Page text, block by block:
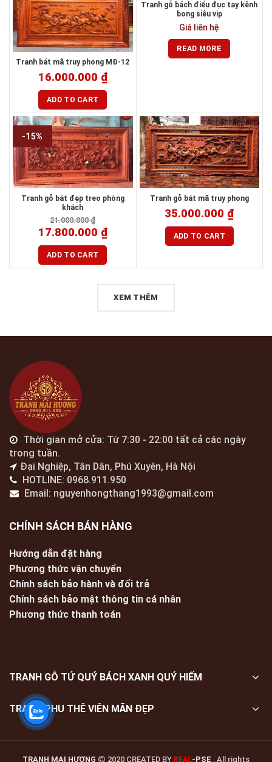
Tranh bát mã truy phong MĐ-12
16.000.000 ₫
ADD TO CART
Tranh gỗ bách điểu đục tay kênh
bong siêu vip
Giá liên hệ
READ MORE
-15%
Tranh gỗ bát đẹp treo phòng
khách
21.000.000₫
17.800.000 ₫
ADD TO CART
Tranh gỗ bát mã truy phong
35.000.000 ₫
ADD TO CART
XEM THÊM
Thời gian mở cửa: Từ 7:30 - 22:00 tất cả các ngày
trong tuần.
Đại Nghiệp, Tân Dân, Phú Xuyên, Hà Nội
HOTLINE: 0968.911.950
Email: nguyenhongthang1993@gmail.com
CHÍNH SÁCH BÁN HÀNG
Hướng dẫn đặt hàng
Phương thức vận chuyển
Chính sách bảo hành và đổi trả
Chính sách bảo mật thông tin cá nhân
Phương thức thanh toán
TRANH GỖ TỨ QUÝ BÁCH XANH QUÝ HIẾM
TRANH PHU THÊ VIÊN MÃN ĐẸP
TRANH MAI HƯƠNG 2020 CREATED BY REAL-PSE . All rights